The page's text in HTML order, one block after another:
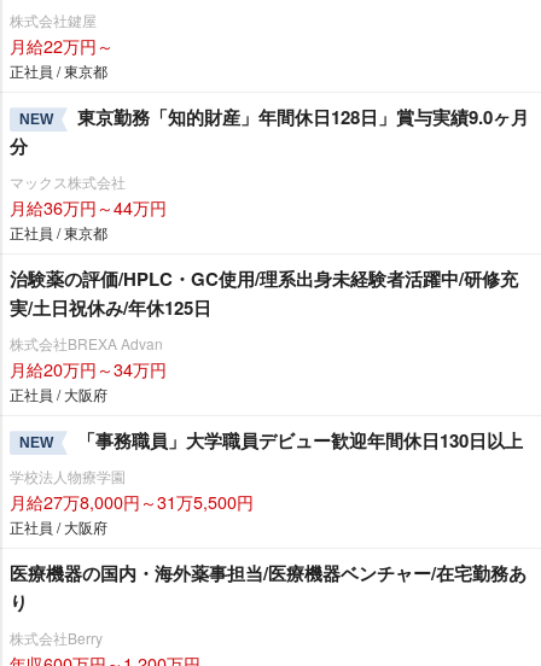
株式会社鍵屋
月給22万円～
正社員 / 東京都
NEW
東京勤務「知的財産」年間休日128日」賞与実績9.0ヶ月
分
マックス株式会社
月給36万円～44万円
正社員 / 東京都
治験薬の評価/HPLC・GC使用/理系出身未経験者活躍中/研修充
実/土日祝休み/年休125日
株式会社BREXA Advan
月給20万円～34万円
正社員 / 大阪府
NEW 「事務職員」大学職員デビュー歓迎年間休日130日以上
学校法人物療学園
月給27万8,000円～31万5,500円
正社員 / 大阪府
医療機器の国内・海外薬事担当/医療機器ベンチャー/在宅勤務あ
り
株式会社Berry